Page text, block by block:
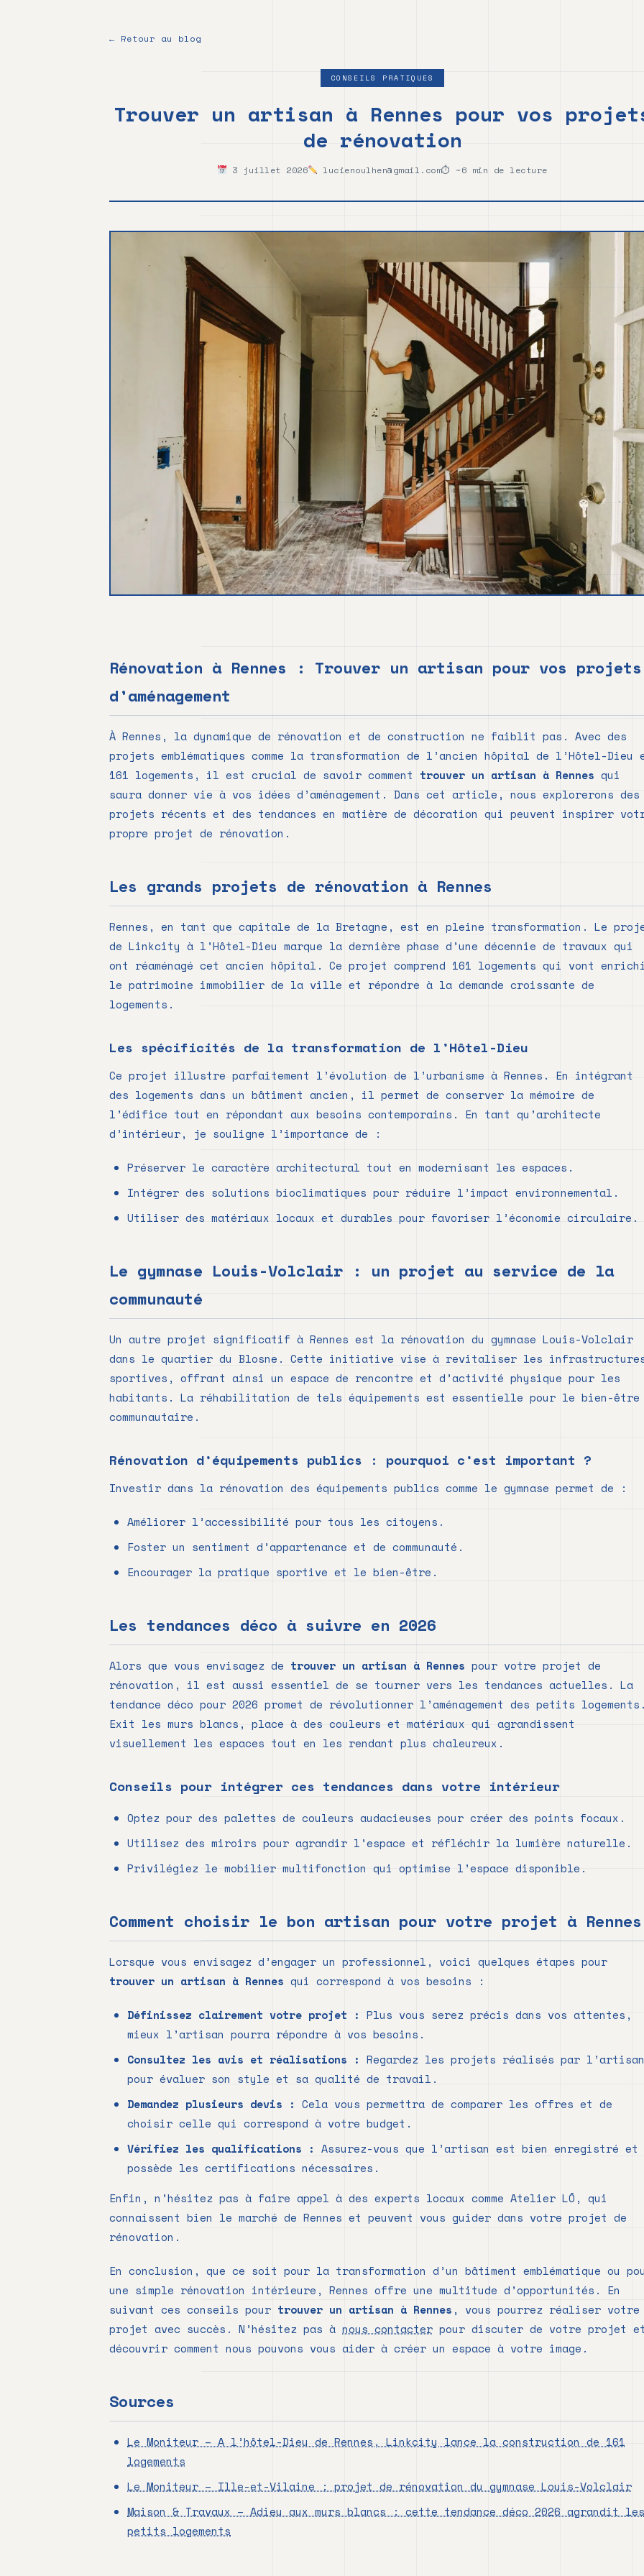
← Retour au blog
CONSEILS PRATIQUES
Trouver un artisan à Rennes pour vos
de rénovation
3 juillet 2026 lucienoulhen@gmail.com⏱ ~6 min de lecture
Rénovation à Rennes : Trouver un artisan pour vos projets
d’aménagement
À Rennes, la dynamique de rénovation et de construction ne faiblit pas. Avec des
projets emblématiques comme la transformation de l’ancien hôpital de l’Hôtel-Dieu
161 logements, il est crucial de savoir comment trouver un artisan à Rennes qui
saura donner vie à vos idées d’aménagement. Dans cet article, nous explorerons des
projets récents et des tendances en matière de décoration qui peuvent inspirer
propre projet de rénovation.
Les grands projets de rénovation à Rennes
Rennes, en tant que capitale de la Bretagne, est en pleine transformation. Le
de Linkcity à l’Hôtel-Dieu marque la dernière phase d’une décennie de travaux qui
ont réaménagé cet ancien hôpital. Ce projet comprend 161 logements qui vont
le patrimoine immobilier de la ville et répondre à la demande croissante de
logements.
Les spécificités de la transformation de l’Hôtel-Dieu
Ce projet illustre parfaitement l’évolution de l’urbanisme à Rennes. En intégrant
des logements dans un bâtiment ancien, il permet de conserver la mémoire de
l’édifice tout en répondant aux besoins contemporains. En tant qu’architecte
d’intérieur, je souligne l’importance de :
Préserver le caractère architectural tout en modernisant les espaces.
Intégrer des solutions bioclimatiques pour réduire l’impact environnemental.
Utiliser des matériaux locaux et durables pour favoriser l’économie circulaire.
Le gymnase Louis-Volclair : un projet au service de la
communauté
Un autre projet significatif à Rennes est la rénovation du gymnase Louis-Volclair
dans le quartier du Blosne. Cette initiative vise à revitaliser les
sportives, offrant ainsi un espace de rencontre et d’activité physique pour les
habitants. La réhabilitation de tels équipements est essentielle pour le bien-être
communautaire.
Rénovation d’équipements publics : pourquoi c’est important ?
Investir dans la rénovation des équipements publics comme le gymnase permet de :
Améliorer l’accessibilité pour tous les citoyens.
Foster un sentiment d’appartenance et de communauté.
Encourager la pratique sportive et le bien-être.
Les tendances déco à suivre en 2026
Alors que vous envisagez de trouver un artisan à Rennes pour votre projet de
rénovation, il est aussi essentiel de se tourner vers les tendances actuelles. La
tendance déco pour 2026 promet de révolutionner l’aménagement des petits
Exit les murs blancs, place à des couleurs et matériaux qui agrandissent
visuellement les espaces tout en les rendant plus chaleureux.
Conseils pour intégrer ces tendances dans votre intérieur
Optez pour des palettes de couleurs audacieuses pour créer des points focaux.
Utilisez des miroirs pour agrandir l’espace et réfléchir la lumière naturelle.
Privilégiez le mobilier multifonction qui optimise l’espace disponible.
Comment choisir le bon artisan pour votre projet à Rennes
Lorsque vous envisagez d’engager un professionnel, voici quelques étapes pour
trouver un artisan à Rennes qui correspond à vos besoins :
Définissez clairement votre projet : Plus vous serez précis dans vos attentes,
mieux l’artisan pourra répondre à vos besoins.
Consultez les avis et réalisations : Regardez les projets réalisés par l’artisan
pour évaluer son style et sa qualité de travail.
Demandez plusieurs devis : Cela vous permettra de comparer les offres et de
choisir celle qui correspond à votre budget.
Vérifiez les qualifications : Assurez-vous que l’artisan est bien enregistré et
possède les certifications nécessaires.
Enfin, n’hésitez pas à faire appel à des experts locaux comme Atelier LŌ, qui
connaissent bien le marché de Rennes et peuvent vous guider dans votre projet de
rénovation.
En conclusion, que ce soit pour la transformation d’un bâtiment emblématique ou
une simple rénovation intérieure, Rennes offre une multitude d’opportunités. En
suivant ces conseils pour trouver un artisan à Rennes , vous pourrez réaliser votre
projet avec succès. N’hésitez pas à nous contacter pour discuter de votre projet
découvrir comment nous pouvons vous aider à créer un espace à votre image.
Sources
Le Moniteur – A l’hôtel-Dieu de Rennes, Linkcity lance la construction de 161
logements
Le Moniteur – Ille-et-Vilaine : projet de rénovation du gymnase Louis-Volclair
Maison & Travaux – Adieu aux murs blancs : cette tendance déco 2026 agrandit les
petits logements